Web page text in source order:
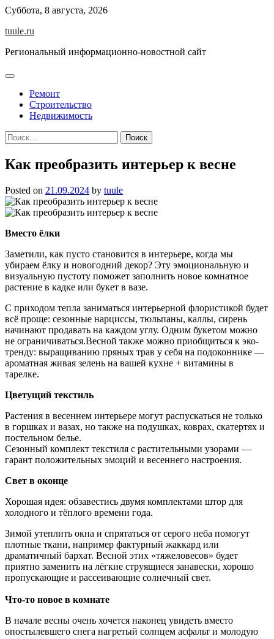
Skip
content
Суббота, 8 августа, 2026
tuule.ru
Региональный информационно-новостной сайт
Ремонт
Строительство
Недвижимость
Найти:
Как преобразить интерьер к весне
Posted on 21.09.2024 by tuule
Вместо ёлки
Заметили, как пусто становится в интерьере, когда мы
убираем ёлку и новогодний декор? Эту эмоциональную и
визуальную пустоту поможет заполнить новое комнатное
растение в кадке или букет в вазе.
С приходом тепла заниматься интерьерной флористикой будет
всё проще: сезонные нарциссы, тюльпаны, каллы, сирень
начинают продавать на каждом углу. Одним букетом можно
не ограничиваться.Весной также можно приобщиться к эко-
тренду: выращиванию пряных трав у себя на подоконнике —
ароматная живая зелень на вашей кухне + витамины в
тарелке.
Цветущий текстиль
Растения в весеннем интерьере могут распускаться не только
в горшках и вазах, но также на подушках, коврах, скатертях и
постельном белье.
Сезонный комплект текстиля с растительными узорами —
гарант положительных эмоций и весеннего настроения.
Свет в оконце
Хорошая идея: обзавестись двумя комплектами штор для
холодного и тёплого времени года.
Зимой утеплить окна и спрятаться от серого неба помогут
плотные ткани, например фактурный жаккард или
драматичный бархат. Весной этих «тяжеловесов» будет
приятно заменить на лёгкие струящиеся занавески, хорошо
пропускающие и рассеивающие солнечный свет.
Что-то новое в комнате
В начале весны очень хочется наконец увидеть вместо
опостылевшего снега нагретый солнцем асфальт и молодую